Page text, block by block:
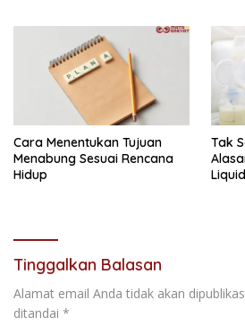
Cara Menentukan Tujuan
Menabung Sesuai Rencana
Hidup
Tak
Tinggalkan Balasan
Alamat email Anda tidak akan
ditandai *